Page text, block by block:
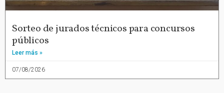
Sorteo de jurados técnicos para concursos
públicos
Leer más »
07/08/2026